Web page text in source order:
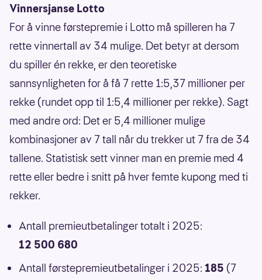
Vinnersjanse Lotto
For å vinne førstepremie i Lotto må spilleren ha 7
rette vinnertall av 34 mulige. Det betyr at dersom
du spiller én rekke, er den teoretiske
sannsynligheten for å få 7 rette 1:5,37 millioner per
rekke (rundet opp til 1:5,4 millioner per rekke). Sagt
med andre ord: Det er 5,4 millioner mulige
kombinasjoner av 7 tall når du trekker ut 7 fra de 34
tallene. Statistisk sett vinner man en premie med 4
rette eller bedre i snitt på hver femte kupong med ti
rekker.
Antall premieutbetalinger totalt i 2025:
12 500 680
Antall førstepremieutbetalinger i 2025: 185 (7